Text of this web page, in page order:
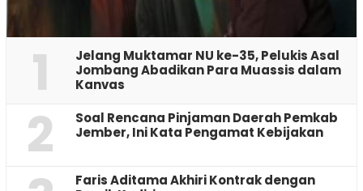
1
Jelang Muktamar NU ke-35, Pelukis Asal
Jombang Abadikan Para Muassis dalam
Kanvas
2
‎Soal Rencana Pinjaman Daerah Pemkab
Jember, Ini Kata Pengamat Kebijakan ‎
Faris Aditama Akhiri Kontrak dengan